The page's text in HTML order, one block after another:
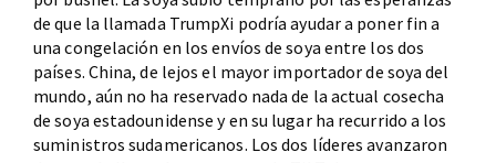
de que la llamada TrumpXi podría ayudar a poner fin a
una congelación en los envíos de soya entre los dos
países. China, de lejos el mayor importador de soya del
mundo, aún no ha reservado nada de la actual cosecha
de soya estadounidense y en su lugar ha recurrido a los
suministros sudamericanos. Los dos líderes avanzaron